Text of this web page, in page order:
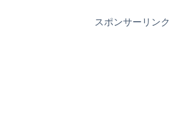
スポンサーリンク